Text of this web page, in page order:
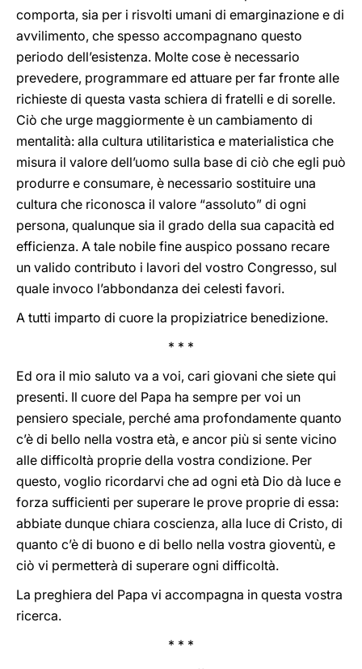
comporta, sia per i risvolti umani di emarginazione e di
avvilimento, che spesso accompagnano questo
periodo dell’esistenza. Molte cose è necessario
prevedere, programmare ed attuare per far fronte alle
richieste di questa vasta schiera di fratelli e di sorelle.
Ciò che urge maggiormente è un cambiamento di
mentalità: alla cultura utilitaristica e materialistica che
misura il valore dell’uomo sulla base di ciò che egli può
produrre e consumare, è necessario sostituire una
cultura che riconosca il valore “assoluto” di ogni
persona, qualunque sia il grado della sua capacità ed
efficienza. A tale nobile fine auspico possano recare
un valido contributo i lavori del vostro Congresso, sul
quale invoco l’abbondanza dei celesti favori.
A tutti imparto di cuore la propiziatrice benedizione.
* * *
Ed ora il mio saluto va a voi, cari giovani che siete qui
presenti. Il cuore del Papa ha sempre per voi un
pensiero speciale, perché ama profondamente quanto
c’è di bello nella vostra età, e ancor più si sente vicino
alle difficoltà proprie della vostra condizione. Per
questo, voglio ricordarvi che ad ogni età Dio dà luce e
forza sufficienti per superare le prove proprie di essa:
abbiate dunque chiara coscienza, alla luce di Cristo, di
quanto c’è di buono e di bello nella vostra gioventù, e
ciò vi permetterà di superare ogni difficoltà.
La preghiera del Papa vi accompagna in questa vostra
ricerca.
* * *